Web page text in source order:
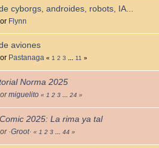
cyborgs, androides, robots, IA...
Flynn
aviones
Pastanaga « 1 2 3 ... 11 »
Norma 2025
miguelito « 1 2 3 ... 24 »
2025: La rima ya tal
·Groot· « 1 2 3 ... 44 »